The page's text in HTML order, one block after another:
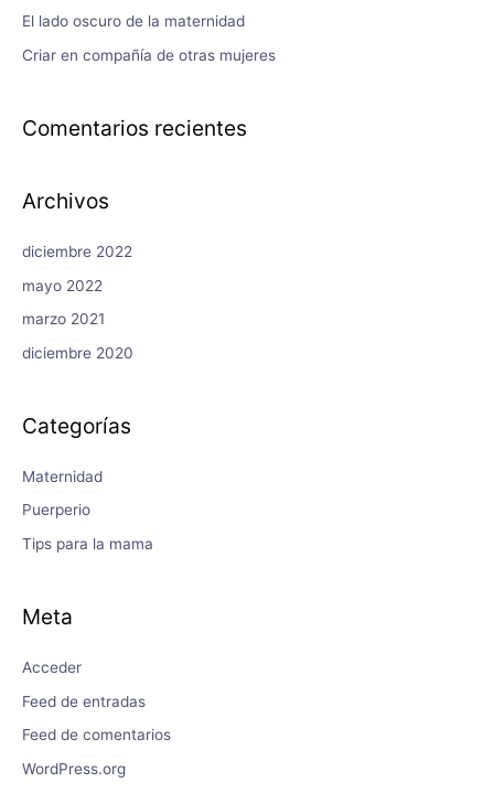
El lado oscuro de la maternidad
Criar en compañía de otras mujeres
Comentarios recientes
Archivos
diciembre 2022
mayo 2022
marzo 2021
diciembre 2020
Categorías
Maternidad
Puerperio
Tips para la mama
Meta
Acceder
Feed de entradas
Feed de comentarios
WordPress.org